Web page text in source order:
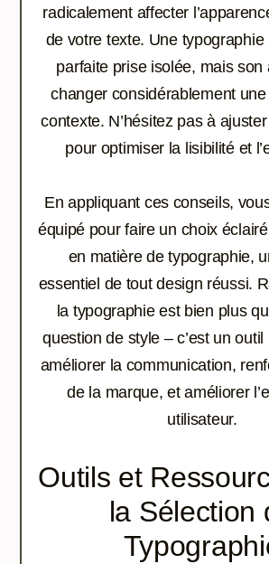
radicalement affecter
de votre texte. Une
parfaite prise isolée, mais son
changer considérablement
contexte. N’hésitez pas à
pour optimiser la lisibilité et
En appliquant ces conseils,
équipé pour faire un choix
en matière de typographie,
essentiel de tout design réussi.
la typographie est bien plus
question de style – c’est un
améliorer la communication,
de la marque, et améliorer
utilisateur.
Outils et
la Sélection